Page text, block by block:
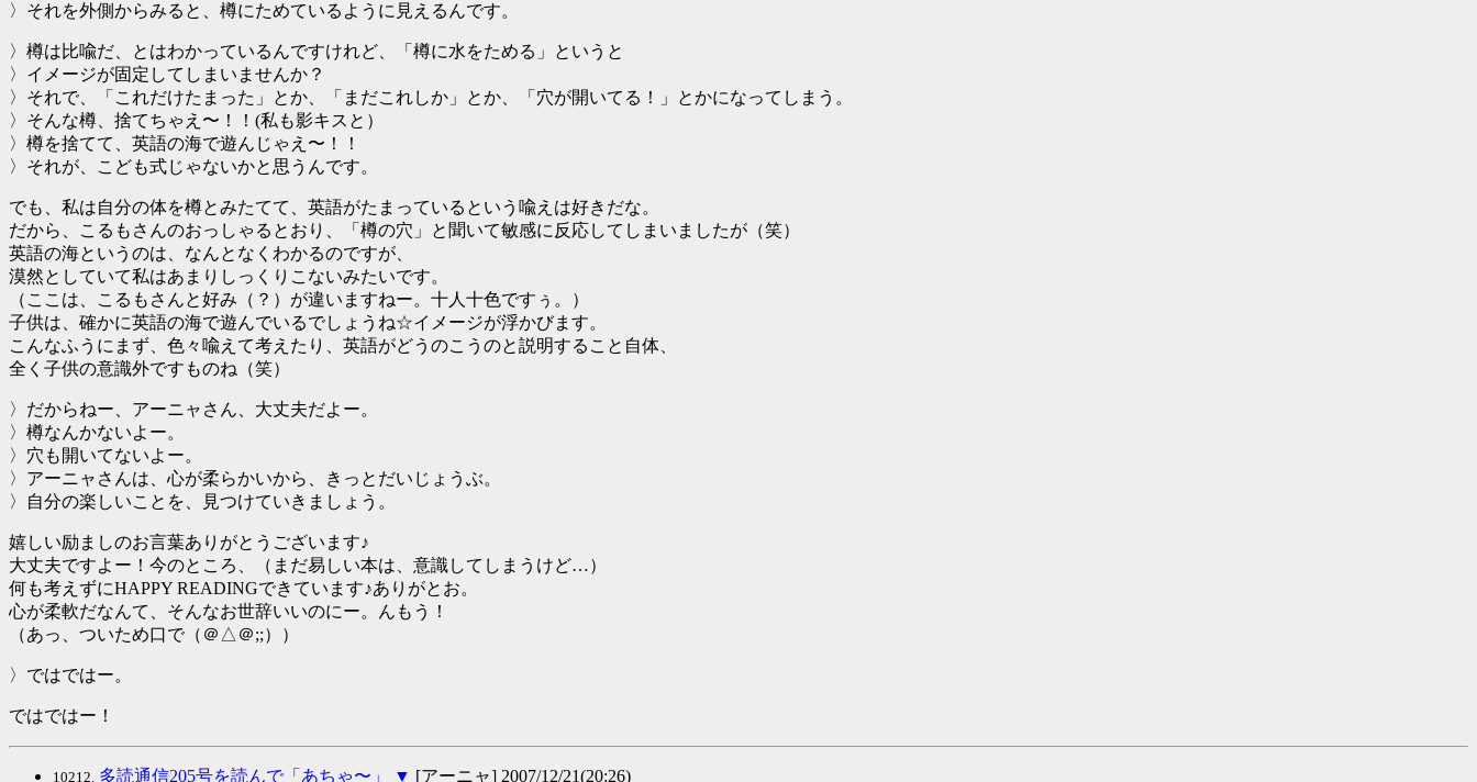
〉それを外側からみると、樽にためているように見えるんです。
〉樽は比喩だ、とはわかっているんですけれど、「樽に水をためる」というと
〉イメージが固定してしまいませんか？
〉それで、「これだけたまった」とか、「まだこれしか」とか、「穴が開いてる！」とかになってしまう。
〉そんな樽、捨てちゃえ〜！！(私も影キスと）
〉樽を捨てて、英語の海で遊んじゃえ〜！！
〉それが、こども式じゃないかと思うんです。
でも、私は自分の体を樽とみたてて、英語がたまっているという喩えは好きだな。
だから、こるもさんのおっしゃるとおり、「樽の穴」と聞いて敏感に反応してしまいましたが（笑）
英語の海というのは、なんとなくわかるのですが、
漠然としていて私はあまりしっくりこないみたいです。
（ここは、こるもさんと好み（？）が違いますねー。十人十色ですぅ。）
子供は、確かに英語の海で遊んでいるでしょうね☆イメージが浮かびます。
こんなふうにまず、色々喩えて考えたり、英語がどうのこうのと説明すること自体、
全く子供の意識外ですものね（笑）
〉だからねー、アーニャさん、大丈夫だよー。
〉樽なんかないよー。
〉穴も開いてないよー。
〉アーニャさんは、心が柔らかいから、きっとだいじょうぶ。
〉自分の楽しいことを、見つけていきましょう。
嬉しい励ましのお言葉ありがとうございます♪
大丈夫ですよー！今のところ、（まだ易しい本は、意識してしまうけど…）
何も考えずにHAPPY READINGできています♪ありがとお。
心が柔軟だなんて、そんなお世辞いいのにー。んもう！
（あっ、ついため口で（＠△＠;;））
〉ではではー。
ではではー！
10212. 多読通信205号を読んで「あちゃ〜」 ▼ [アーニャ] 2007/12/21(20:26)